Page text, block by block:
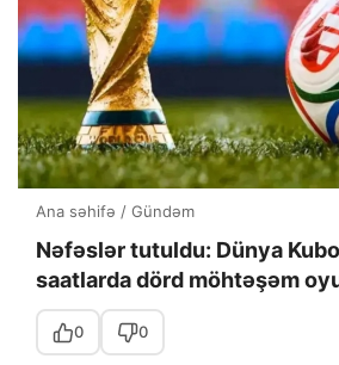
Ana səhifə / Gündəm
Nəfəslər tutuldu: Dünya
saatlarda dörd möhtəşəm
0 0